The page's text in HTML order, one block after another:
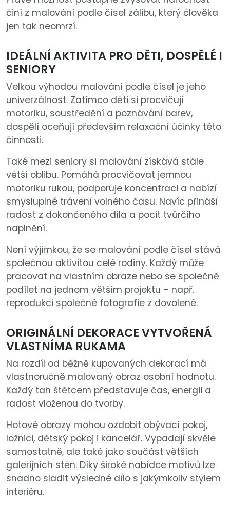
činí z malování podle čísel zálibu, který člověka
jen tak neomrzí.
IDEÁLNÍ AKTIVITA PRO DĚTI, DOSPĚLÉ I
SENIORY
Velkou výhodou malování podle čísel je jeho
univerzálnost. Zatímco děti si procvičují
motoriku, soustředění a poznávání barev,
dospělí oceňují především relaxační účinky této
činnosti.
Také mezi seniory si malování získává stále
větší oblibu. Pomáhá procvičovat jemnou
motoriku rukou, podporuje koncentraci a nabízí
smysluplné trávení volného času. Navíc přináší
radost z dokončeného díla a pocit tvůrčího
naplnění.
Není výjimkou, že se malování podle čísel stává
společnou aktivitou celé rodiny. Každý může
pracovat na vlastním obraze nebo se společně
podílet na jednom větším projektu – např.
reprodukci společné fotografie z dovolené.
ORIGINÁLNÍ DEKORACE VYTVOŘENÁ
VLASTNÍMA RUKAMA
Na rozdíl od běžně kupovaných dekorací má
vlastnoručně malovaný obraz osobní hodnotu.
Každý tah štětcem představuje čas, energii a
radost vloženou do tvorby.
Hotové obrazy mohou ozdobit obývací pokoj,
ložnici, dětský pokoj i kancelář. Vypadají skvěle
samostatně, ale také jako součást větších
galerijních stěn. Díky široké nabídce motivů lze
snadno sladit výsledné dílo s jakýmkoliv stylem
interiéru.